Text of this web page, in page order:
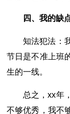
四、我的缺
知法犯法：
节日是不准上班
生的一线。
总之，xx年
不够优秀，我不